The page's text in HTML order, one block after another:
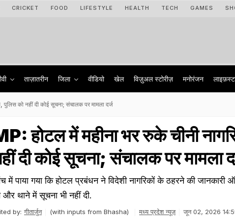
CRICKET FOOD LIFESTYLE HEALTH TECH GAMES
ताज़ातरीन जिला वीडियो खेल विज़ुअल स्टोरीज़ मनोरंजन
पुलिस को नहीं दी कोई सूचना; संचालक पर मामला दर्ज
होटल में महीना भर रुके चीनी
दी कोई सूचना; संचालक पर मामला
में पाया गया कि होटल प्रबंधन ने विदेशी नागरिकों के ठहरने की जानकारी
और थाने में सूचना भी नहीं दी.
by: गीतार्जुन (with inputs from Bhasha) मध्य प्रदेश न्यूज़ जून 02, 2026